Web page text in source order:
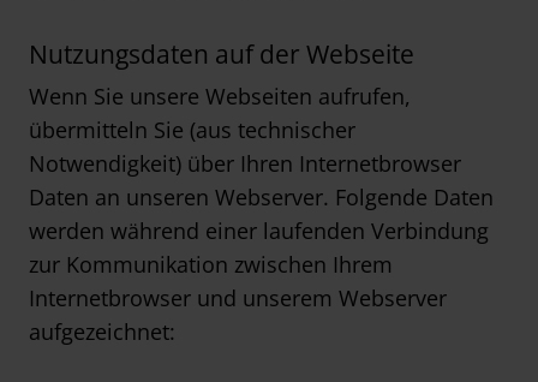
Nutzungsdaten auf der Webseite
Wenn Sie unsere Webseiten aufrufen,
übermitteln Sie (aus technischer
Notwendigkeit) über Ihren Internetbrowser
Daten an unseren Webserver. Folgende Daten
werden während einer laufenden Verbindung
zur Kommunikation zwischen Ihrem
Internetbrowser und unserem Webserver
aufgezeichnet: